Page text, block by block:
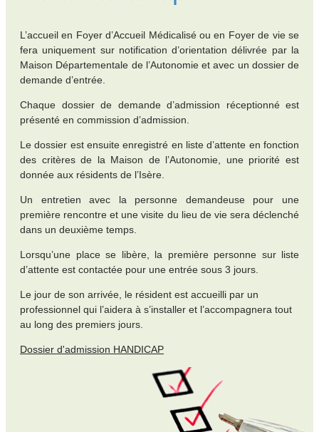
L’accueil en Foyer d’Accueil Médicalisé ou en Foyer de vie se
fera uniquement sur notification d’orientation délivrée par la
Maison Départementale de l’Autonomie et avec un dossier de
demande d’entrée.
Chaque dossier de demande d’admission réceptionné est
présenté en commission d’admission.
Le dossier est ensuite enregistré en liste d’attente en fonction
des critères de la Maison de l’Autonomie, une priorité est
donnée aux résidents de l’Isère.
Un entretien avec la personne demandeuse pour une
première rencontre et une visite du lieu de vie sera déclenché
dans un deuxième temps.
Lorsqu’une place se libère, la première personne sur liste
d’attente est contactée pour une entrée sous 3 jours.
Le jour de son arrivée, le résident est accueilli par un
professionnel qui l’aidera à s’installer et l’accompagnera tout
au long des premiers jours.
Dossier d'admission HANDICAP